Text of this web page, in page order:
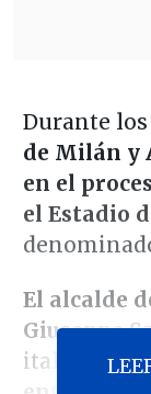
Durante
de Milán y
en el
el Estadio
El alcalde
Giuseppe
italianaRtl